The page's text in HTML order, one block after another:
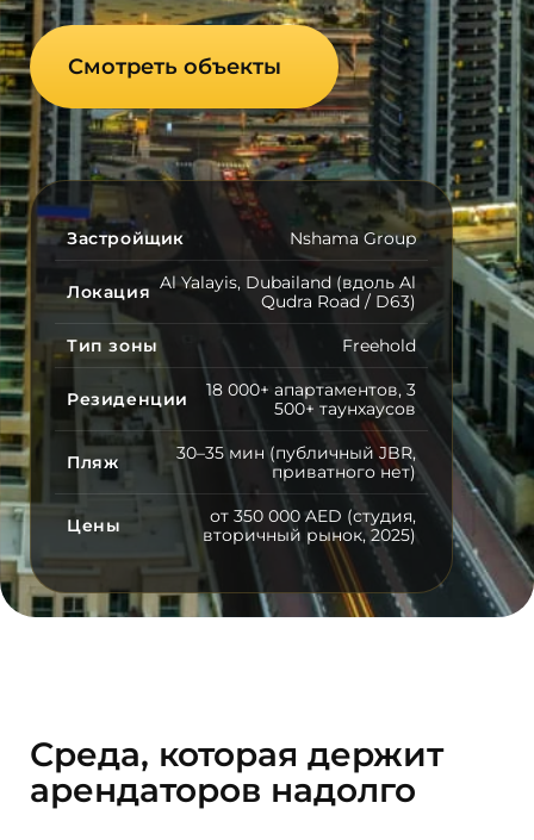
Смотреть объекты
Застройщик Nshama Group
Локация Al Yalayis, Dubailand (вдоль Al
Qudra Road / D63)
Тип зоны Freehold
Резиденции
18 000+ апартаментов, 3
500+ таунхаусов
Пляж
30–35 мин (публичный JBR,
приватного нет)
Цены
от 350 000 AED (студия,
вторичный рынок, 2025)
Среда, которая держит
арендаторов надолго